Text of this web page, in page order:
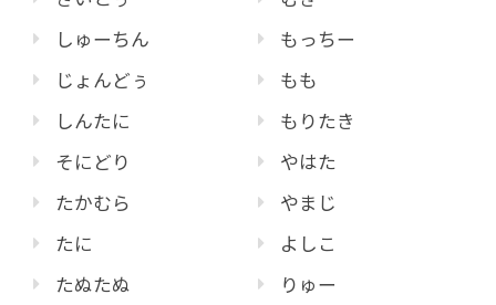
しゅーちん
じょんどぅ
しんたに
そにどり
たかむら
たに
たぬたぬ
もっちー
もも
もりたき
やはた
やまじ
よしこ
りゅー